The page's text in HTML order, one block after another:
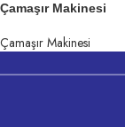
Çamaşır Makinesi
Çamaşır Makinesi